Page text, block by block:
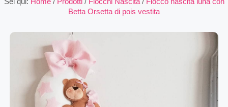
Betta Orsetta di pois vestita